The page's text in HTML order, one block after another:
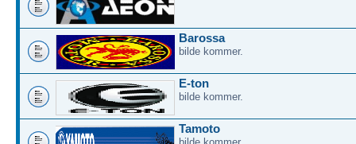
Barossa
bilde kommer.
E-ton
bilde kommer.
Tamoto